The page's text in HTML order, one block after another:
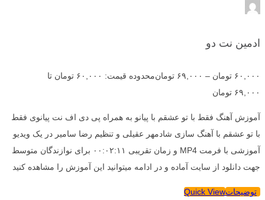
ادمین نت دو
۶۰,۰۰۰ تومان – ۶۹,۰۰۰ تومان
محدوده قیمت: ۶۰,۰۰۰ تومان تا
۶۹,۰۰۰ تومان
آموزش آهنگ فقط با تو عشقم با پیانو به همراه پی دی اف نت پیانوی فقط
با تو عشقم با آهنگ سازی شادمهر عقیلی و تنظیم رضا سامیر در یک ویدیو
آموزشی با فرمت MP4 و زمان تقریبی ۰۰:۰۲:۱۱ برای نوازندگان متوسط
جهت دانلود از سایت آماده و در ادامه میتوانید این آموزش را مشاهده کنید
توضیحاتQuick View